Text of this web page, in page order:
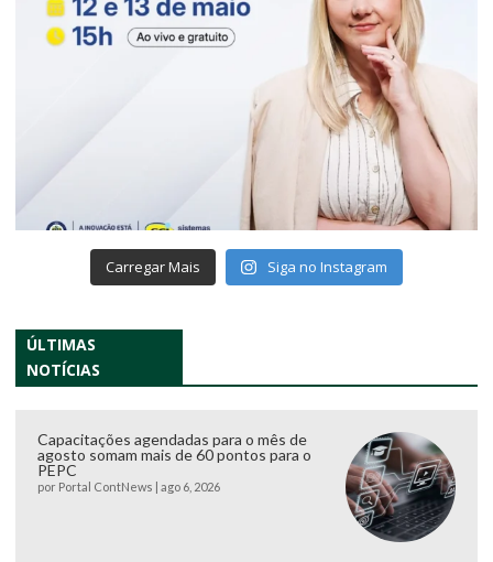
Carregar Mais Siga no Instagram
ÚLTIMAS
NOTÍCIAS
Capacitações agendadas para o mês de
agosto somam mais de 60 pontos para o
PEPC
por Portal ContNews ago 6, 2026